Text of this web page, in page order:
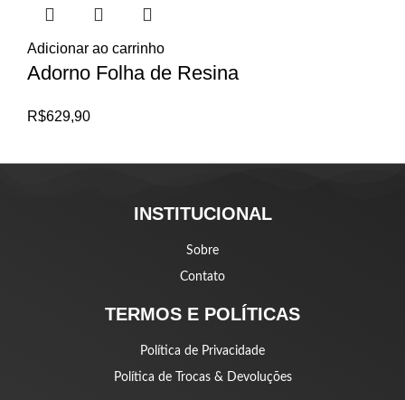
Adicionar ao carrinho
Adorno Folha de Resina
R$629,90
INSTITUCIONAL
Sobre
Contato
TERMOS E POLÍTICAS
Política de Privacidade
Política de Trocas & Devoluções